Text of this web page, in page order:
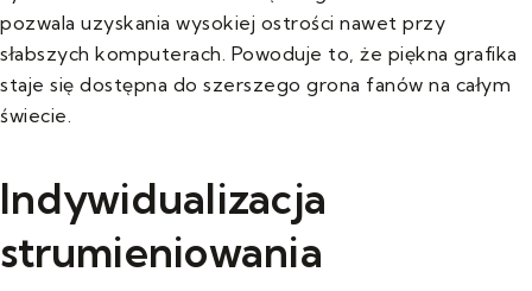
pozwala uzyskania wysokiej ostrości nawet przy
słabszych komputerach. Powoduje to, że piękna grafika
staje się dostępna do szerszego grona fanów na całym
świecie.
Indywidualizacja
strumieniowania